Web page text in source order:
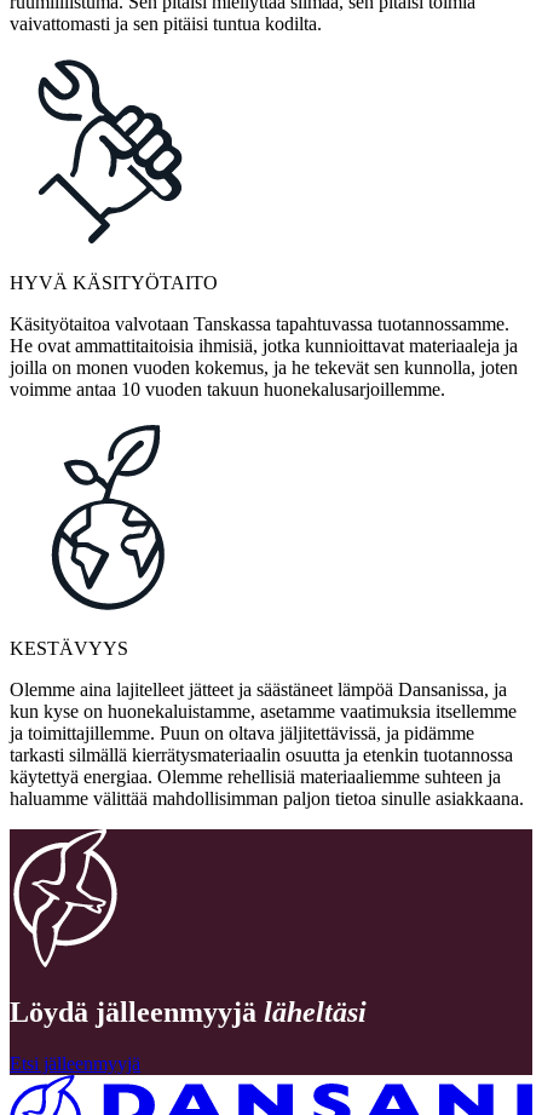
vaivattomasti ja sen pitäisi tuntua kodilta.
HYVÄ KÄSITYÖTAITO
Käsityötaitoa valvotaan Tanskassa tapahtuvassa tuotannossamme.
He ovat ammattitaitoisia ihmisiä, jotka kunnioittavat materiaaleja ja
joilla on monen vuoden kokemus, ja he tekevät sen kunnolla, joten
voimme antaa 10 vuoden takuun huonekalusarjoillemme.
KESTÄVYYS
Olemme aina lajitelleet jätteet ja säästäneet lämpöä Dansanissa, ja
kun kyse on huonekaluistamme, asetamme vaatimuksia itsellemme
ja toimittajillemme. Puun on oltava jäljitettävissä, ja pidämme
tarkasti silmällä kierrätysmateriaalin osuutta ja etenkin tuotannossa
käytettyä energiaa. Olemme rehellisiä materiaaliemme suhteen ja
haluamme välittää mahdollisimman paljon tietoa sinulle asiakkaana.
Löydä jälleenmyyjä läheltäsi
Etsi jälleenmyyjä